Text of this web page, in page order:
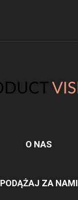
O NAS
PODĄŻAJ ZA NAMI